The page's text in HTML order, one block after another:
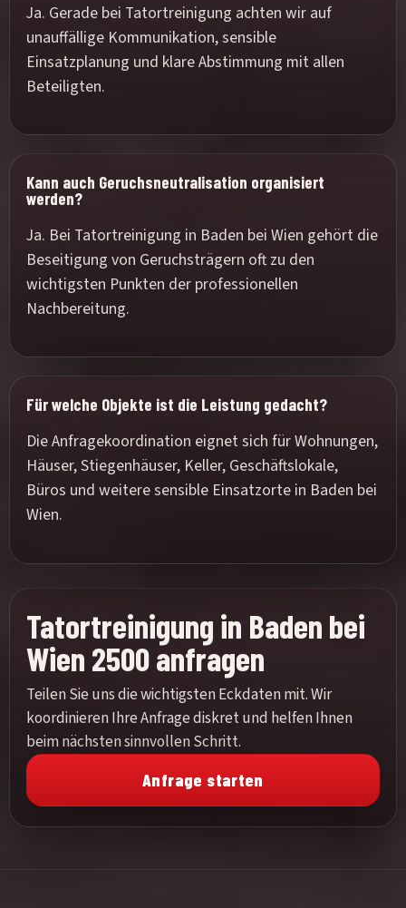
Ja. Gerade bei Tatortreinigung achten wir auf
unauffällige Kommunikation, sensible
Einsatzplanung und klare Abstimmung mit allen
Beteiligten.
Kann auch Geruchsneutralisation organisiert
werden?
Ja. Bei Tatortreinigung in Baden bei Wien gehört die
Beseitigung von Geruchsträgern oft zu den
wichtigsten Punkten der professionellen
Nachbereitung.
Für welche Objekte ist die Leistung gedacht?
Die Anfragekoordination eignet sich für Wohnungen,
Häuser, Stiegenhäuser, Keller, Geschäftslokale,
Büros und weitere sensible Einsatzorte in Baden bei
Wien.
Tatortreinigung in Baden bei
Wien 2500 anfragen
Teilen Sie uns die wichtigsten Eckdaten mit. Wir
koordinieren Ihre Anfrage diskret und helfen Ihnen
beim nächsten sinnvollen Schritt.
Anfrage starten